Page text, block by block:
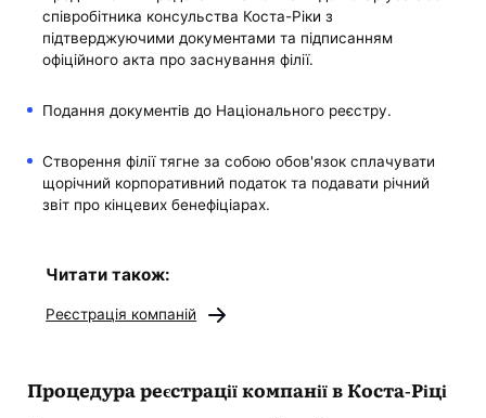
співробітника консульства Коста-Ріки з
підтверджуючими документами та підписанням
офіційного акта про заснування філії.
Подання документів до Національного реєстру.
Створення філії тягне за собою обов'язок сплачувати
щорічний корпоративний податок та подавати річний
звіт про кінцевих бенефіціарах.
Читати також:
Реєстрація компаній
Процедура реєстрації компанії в Коста-Ріці